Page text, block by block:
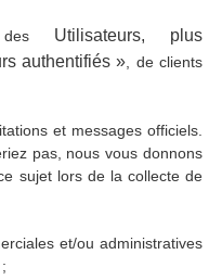
des Utilisateurs, plus
authentifiés » , de clients
et messages officiels.
pas, nous vous donnons
sujet lors de la collecte de
et/ou administratives